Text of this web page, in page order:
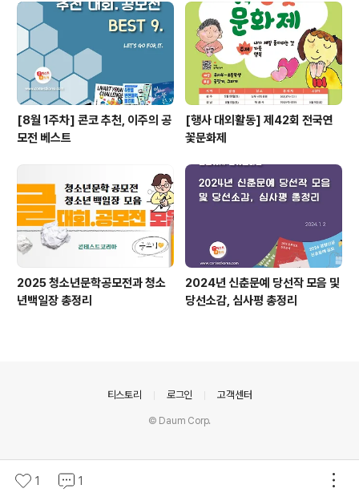
[8월 1주차] 콘코 추천, 이주의 공
모전 베스트
[행사 대외활동] 제42회 전국연
꽃문화제
2025 청소년문학공모전과 청소
년백일장 총정리
2024년 신춘문예 당선작 모음 및
당선소감, 심사평 총정리
1 1
티스토리 로그인 고객센터
© Daum Corp.